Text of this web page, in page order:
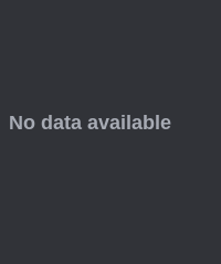
y absorbentes.